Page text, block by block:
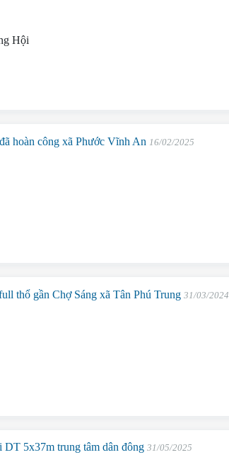
Hội
hoàn công xã Phước Vĩnh An 16/02/2025
thổ gần Chợ Sáng xã Tân Phú Trung31/03/2024
DT 5x37m trung tâm dân đông31/05/2025